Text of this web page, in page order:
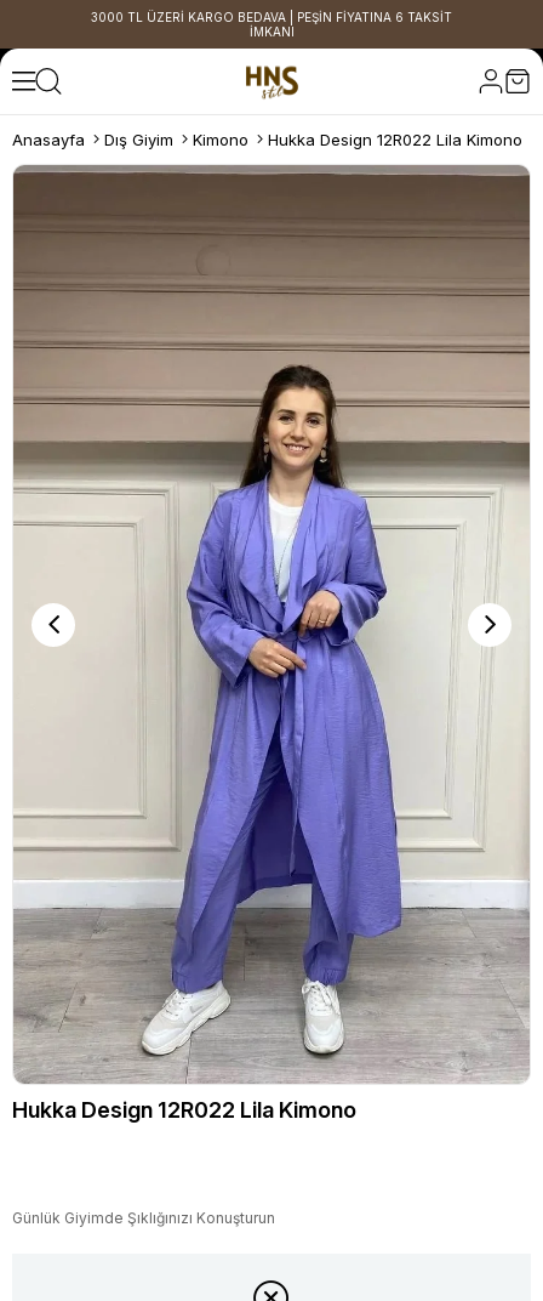
3000 TL ÜZERİ KARGO BEDAVA | PEŞİN FİYATINA 6 TAKSİT
İMKANI
Anasayfa Dış Giyim Kimono Hukka Design 12R022 Lila Kimono
Hukka Design 12R022 Lila Kimono
Günlük Giyimde Şıklığınızı Konuşturun